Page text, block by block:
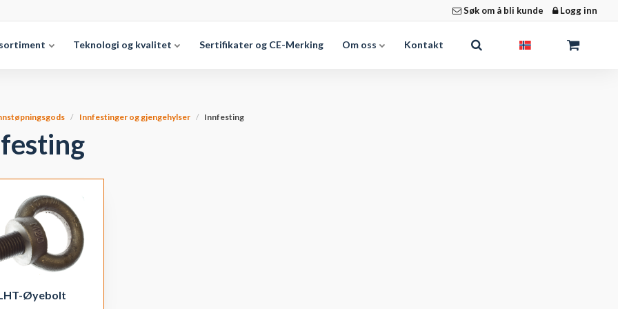
Søk om å bli kunde Logg inn
Teknologi og kvalitet Sertifikater og CE-Merking Om oss Kontakt
Innfestinger og gjengehylser Innfesting
Øyebolt